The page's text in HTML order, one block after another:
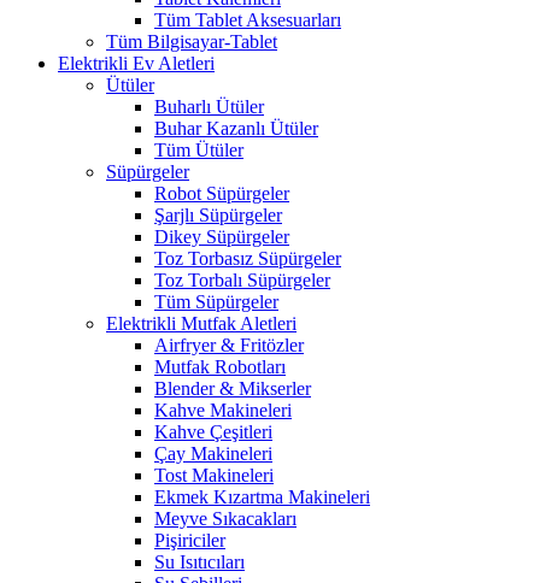
Tüm Tablet Aksesuarları
Tüm Bilgisayar-Tablet
Elektrikli Ev Aletleri
Ütüler
Buharlı Ütüler
Buhar Kazanlı Ütüler
Tüm Ütüler
Süpürgeler
Robot Süpürgeler
Şarjlı Süpürgeler
Dikey Süpürgeler
Toz Torbasız Süpürgeler
Toz Torbalı Süpürgeler
Tüm Süpürgeler
Elektrikli Mutfak Aletleri
Airfryer & Fritözler
Mutfak Robotları
Blender & Mikserler
Kahve Makineleri
Kahve Çeşitleri
Çay Makineleri
Tost Makineleri
Ekmek Kızartma Makineleri
Meyve Sıkacakları
Pişiriciler
Su Isıtıcıları